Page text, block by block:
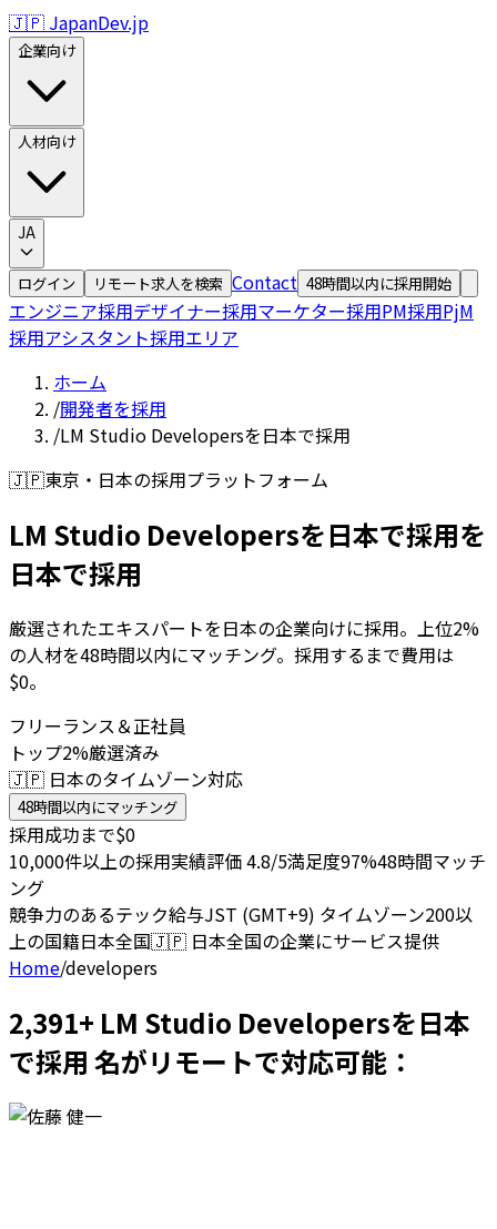
🇯🇵 JapanDev.jp
企業向け
人材向け
JA
ログイン リモート求人を検索 Contact 48時間以内に採用開始
エンジニア採用デザイナー採用マーケター採用PM採用PjM
採用アシスタント採用エリア
ホーム
/開発者を採用
/LM Studio Developersを日本で採用
🇯🇵東京・日本の採用プラットフォーム
LM Studio Developersを日本で採用を
日本で採用
厳選されたエキスパートを日本の企業向けに採用。上位2%
の人材を48時間以内にマッチング。採用するまで費用は
$0。
フリーランス＆正社員
トップ2%厳選済み
🇯🇵 日本のタイムゾーン対応
48時間以内にマッチング
採用成功まで$0
10,000件以上の採用実績評価 4.8/5満足度97%48時間マッチ
ング
競争力のあるテック給与JST (GMT+9) タイムゾーン200以
上の国籍日本全国🇯🇵 日本全国の企業にサービス提供
Home/developers
2,391+ LM Studio Developersを日本
で採用 名がリモートで対応可能：